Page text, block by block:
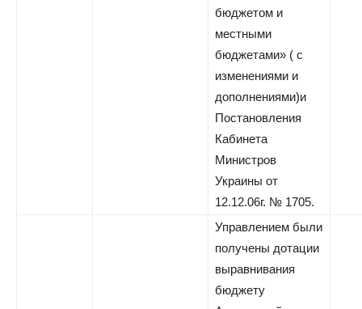
бюджетом и
местными
бюджетами» ( с
изменениями и
дополнениями)и
Постановления
Кабинета
Министров
Украины от
12.12.06г. № 1705.
Управлением были
получены дотации
выравнивания
бюджету